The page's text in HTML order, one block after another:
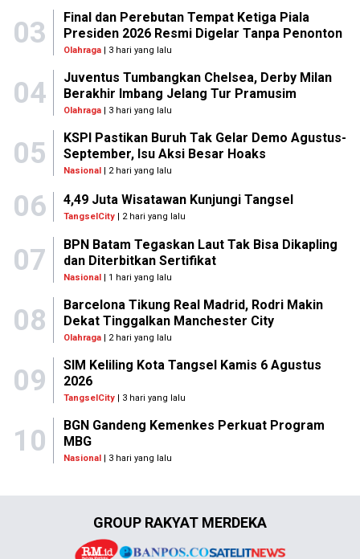
03
Final dan Perebutan Tempat Ketiga Piala
Presiden 2026 Resmi Digelar Tanpa Penonton
Olahraga| 3 hari yang lalu
04
Juventus Tumbangkan Chelsea, Derby Milan
Berakhir Imbang Jelang Tur Pramusim
Olahraga| 3 hari yang lalu
05
KSPI Pastikan Buruh Tak Gelar Demo Agustus-
September, Isu Aksi Besar Hoaks
Nasional| 2 hari yang lalu
06 4,49 Juta Wisatawan Kunjungi Tangsel
TangselCity | 2 hari yang lalu
07
BPN Batam Tegaskan Laut Tak Bisa Dikapling
dan Diterbitkan Sertifikat
Nasional| 1 hari yang lalu
08
Barcelona Tikung Real Madrid, Rodri Makin
Dekat Tinggalkan Manchester City
Olahraga| 2 hari yang lalu
09
SIM Keliling Kota Tangsel Kamis 6 Agustus
2026
TangselCity| 3 hari yang lalu
10
BGN Gandeng Kemenkes Perkuat Program
MBG
Nasional| 3 hari yang lalu
GROUP RAKYAT MERDEKA